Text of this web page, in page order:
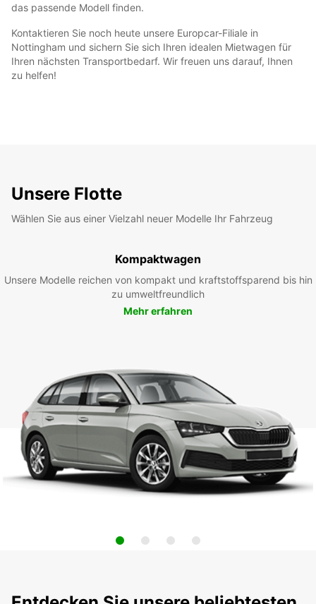
das passende Modell finden.
Kontaktieren Sie noch heute unsere Europcar-Filiale in
Nottingham und sichern Sie sich Ihren idealen Mietwagen für
Ihren nächsten Transportbedarf. Wir freuen uns darauf, Ihnen
zu helfen!
Unsere Flotte
Wählen Sie aus einer Vielzahl neuer Modelle Ihr Fahrzeug
Kompaktwagen
Unsere Modelle reichen von kompakt und kraftstoffsparend bis hin
zu umweltfreundlich
Mehr erfahren